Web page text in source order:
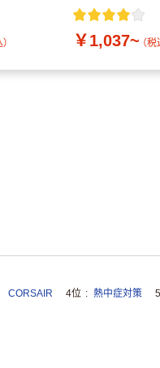
付き／2Lラベル
￥1,037~ （税
CORSAIR 4位 熱中症対策